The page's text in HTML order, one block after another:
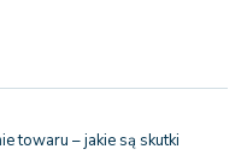
towaru – jakie są skutki